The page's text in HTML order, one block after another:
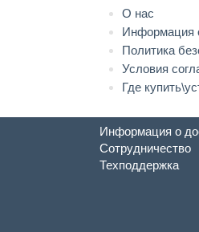
О нас
Информация
Политика
Условия
Где
Информация о
Сотрудничество
Техподдержка